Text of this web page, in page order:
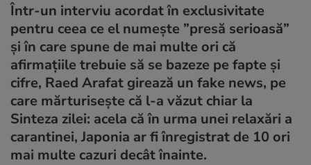
Într-un interviu acordat în exclusivitate
pentru ceea ce el numește ”presă serioasă”
și în care spune de mai multe ori că
afirmațiile trebuie să se bazeze pe fapte și
cifre, Raed Arafat girează un fake news, pe
care mărturisește că l-a văzut chiar la
Sinteza zilei: acela că în urma unei relaxări a
carantinei, Japonia ar fi înregistrat de 10 ori
mai multe cazuri decât înainte.